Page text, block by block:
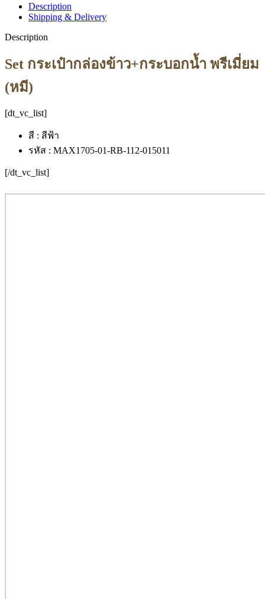
Description
Shipping & Delivery
Description
Set กระเป๋ากล่องข้าว+กระบอกน้ำ พรีเมี่ยม
(หมี)
[dt_vc_list]
สี : สีฟ้า
รหัส : MAX1705-01-RB-112-015011
[/dt_vc_list]